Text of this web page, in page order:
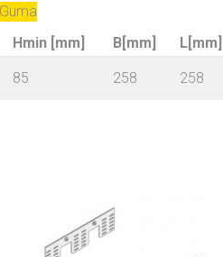
Hmin [mm] B[mm] L[mm]
85 258 258